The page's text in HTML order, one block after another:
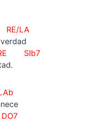
LA
SIb7